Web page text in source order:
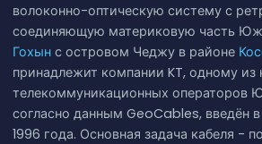
волоконно-оптическую систему с
соединяющую материковую часть
Гохынс островом Чеджу в районе
принадлежит компании KT, одному из
телекоммуникационных операторов
согласно данным GeoCables, введён
1996 года. Основная задача кабеля -